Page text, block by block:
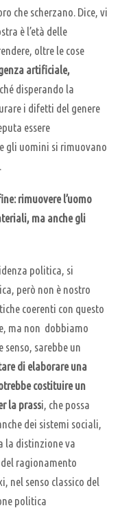
che scherzano. Dice, vi
è l’età delle
oltre le cose
artificiale,
disperando la
i difetti del genere
essere
gli uomini si rimuovano
rimuovere l’uomo
ma anche gli
politica, si
però non è nostro
coerenti con questo
ma non dobbiamo
sarebbe un
di elaborare una
costituire un
la prassi, che possa
dei sistemi sociali,
la distinzione va
ragionamento
nel senso classico del
politica